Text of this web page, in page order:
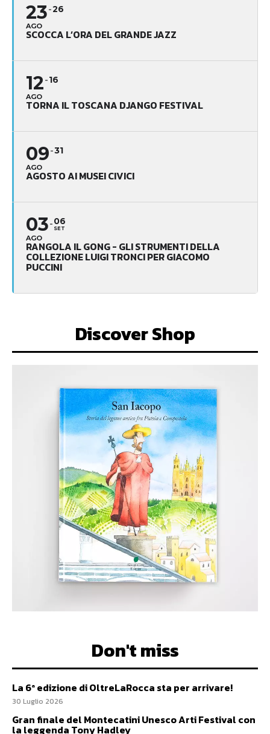
23
AGO
26
SCOCCA L’ORA DEL GRANDE JAZZ
12
AGO
16
TORNA IL TOSCANA DJANGO FESTIVAL
09
AGO
31
AGOSTO AI MUSEI CIVICI
03
AGO
06
SET
RANGOLA IL GONG - GLI STRUMENTI DELLA
COLLEZIONE LUIGI TRONCI PER GIACOMO
PUCCINI
Discover Shop
Don't miss
La 6ª edizione di OltreLaRocca sta per arrivare!
30 Luglio 2026
Gran finale del Montecatini Unesco Arti Festival con
la leggenda Tony Hadley